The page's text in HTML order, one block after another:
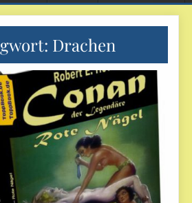
Drachen